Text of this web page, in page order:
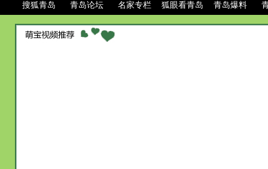
搜狐青岛 青岛论坛 名家专栏 狐眼看青岛 青岛爆料